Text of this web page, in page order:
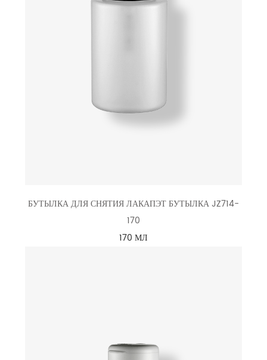
БУТЫЛКА ДЛЯ СНЯТИЯ ЛАКАПЭТ БУТЫЛКА JZ714-
170
170 МЛ